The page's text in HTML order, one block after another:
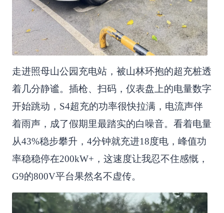
走进照母山公园充电站，被山林环抱的超充桩透
着几分静谧。插枪、扫码，仪表盘上的电量数字
开始跳动，S4超充的功率很快拉满，电流声伴
着雨声，成了假期里最踏实的白噪音。看着电量
从43%稳步攀升，4分钟就充进18度电，峰值功
率稳稳停在200kW+，这速度让我忍不住感慨，
G9的800V平台果然名不虚传。